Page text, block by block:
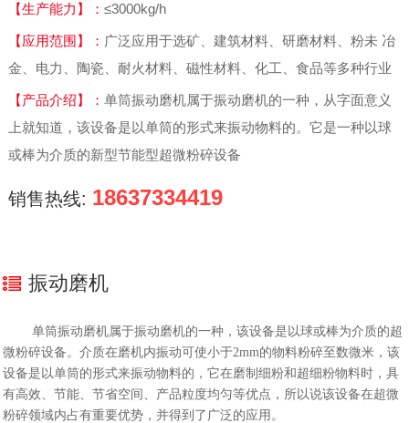
【生产能力】： ≤3000kg/h
【应用范围】： 广泛应用于选矿、建筑材料、研磨材料、粉未 冶
金、电力、陶瓷、耐火材料、磁性材料、化工、食品等多种行业
【产品介绍】： 单筒振动磨机属于振动磨机的一种，从字面意义
上就知道，该设备是以单筒的形式来振动物料的。它是一种以球
或棒为介质的新型节能型超微粉碎设备
销售热线: 18637334419
振动磨机
单筒振动磨机属于振动磨机的一种，该设备是以球或棒为介质的超
微粉碎设备。介质在磨机内振动可使小于2mm的物料粉碎至数微米，该
设备是以单筒的形式来振动物料的，它在磨制细粉和超细粉物料时，具
有高效、节能、节省空间、产品粒度均匀等优点，所以说该设备在超微
粉碎领域内占有重要优势，并得到了广泛的应用。